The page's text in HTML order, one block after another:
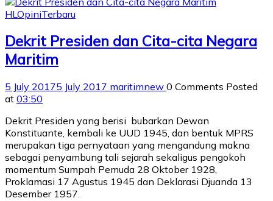
HL OpiniTerbaru
Dekrit Presiden dan Cita-cita Negara
Maritim
5 July 20175 July 2017 maritimnew 0 Comments Posted
at 03:50
Dekrit Presiden yang berisi bubarkan Dewan
Konstituante, kembali ke UUD 1945, dan bentuk MPRS
merupakan tiga pernyataan yang mengandung makna
sebagai penyambung tali sejarah sekaligus pengokoh
momentum Sumpah Pemuda 28 Oktober 1928,
Proklamasi 17 Agustus 1945 dan Deklarasi Djuanda 13
Desember 1957.